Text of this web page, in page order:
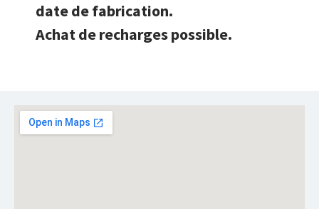
date de fabrication.
Achat de recharges possible.